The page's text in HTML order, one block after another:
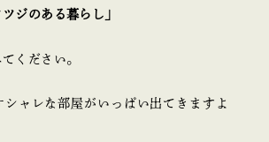
ジのある暮らし」
ください。
シャレな部屋がいっぱい出てきますよ